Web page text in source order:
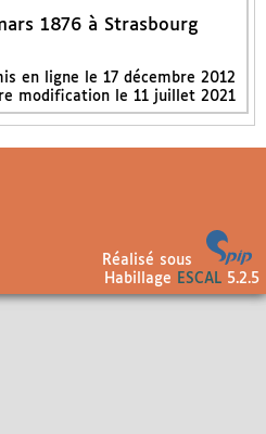
1876 à Strasbourg
en ligne le 17 décembre 2012
modification le 11 juillet 2021
Réalisé sous
Habillage
ESCAL5.2.5